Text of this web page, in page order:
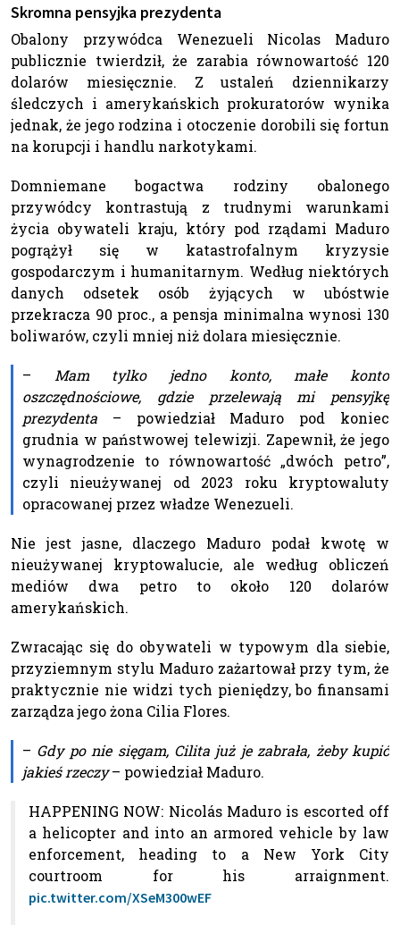
Skromna pensyjka prezydenta
Obalony przywódca Wenezueli Nicolas Maduro
publicznie twierdził, że zarabia równowartość 120
dolarów miesięcznie. Z ustaleń dziennikarzy
śledczych i amerykańskich prokuratorów wynika
jednak, że jego rodzina i otoczenie dorobili się fortun
na korupcji i handlu narkotykami.
Domniemane bogactwa rodziny obalonego
przywódcy kontrastują z trudnymi warunkami
życia obywateli kraju, który pod rządami Maduro
pogrążył się w katastrofalnym kryzysie
gospodarczym i humanitarnym. Według niektórych
danych odsetek osób żyjących w ubóstwie
przekracza 90 proc., a pensja minimalna wynosi 130
boliwarów, czyli mniej niż dolara miesięcznie.
–
Mam tylko jedno konto, małe konto
oszczędnościowe, gdzie przelewają mi pensyjkę
prezydenta – powiedział Maduro pod koniec
grudnia w państwowej telewizji. Zapewnił, że jego
wynagrodzenie to równowartość „dwóch petro”,
czyli nieużywanej od 2023 roku kryptowaluty
opracowanej przez władze Wenezueli.
Nie jest jasne, dlaczego Maduro podał kwotę w
nieużywanej kryptowalucie, ale według obliczeń
mediów dwa petro to około 120 dolarów
amerykańskich.
Zwracając się do obywateli w typowym dla siebie,
przyziemnym stylu Maduro zażartował przy tym, że
praktycznie nie widzi tych pieniędzy, bo finansami
zarządza jego żona Cilia Flores.
– Gdy po nie sięgam, Cilita już je zabrała, żeby kupić
jakieś rzeczy– powiedział Maduro.
HAPPENING NOW: Nicolás Maduro is escorted off
a helicopter and into an armored vehicle by law
enforcement, heading to a New York City
courtroom for his arraignment.
pic.twitter.com/XSeM300wEF